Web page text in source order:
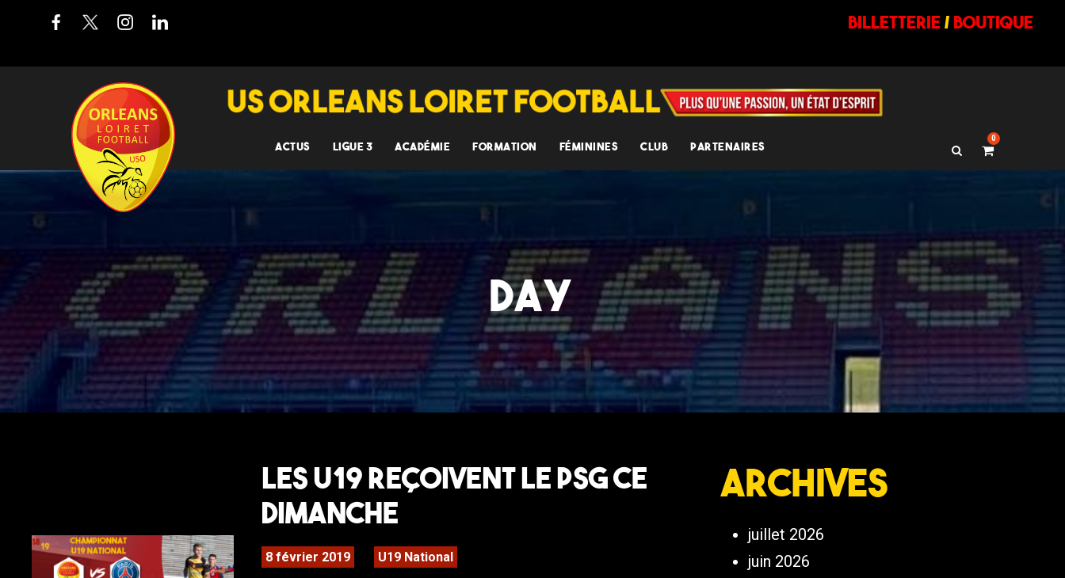
billetterie/ BOUTIQUE
ACTUS LIGUE 3 ACADÉMIE FORMATION FÉMININES CLUB PARTENAIRES
0
DAY
Les U19 reçoivent le PSG ce
dimanche
8 février 2019 U19 National
Archives
juillet 2026
juin 2026